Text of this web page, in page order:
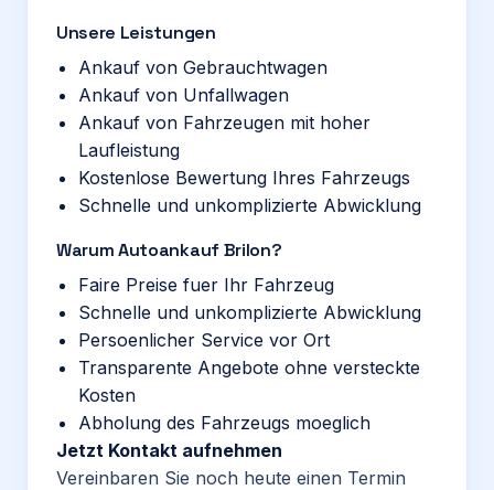
Unsere Leistungen
Ankauf von Gebrauchtwagen
Ankauf von Unfallwagen
Ankauf von Fahrzeugen mit hoher
Laufleistung
Kostenlose Bewertung Ihres Fahrzeugs
Schnelle und unkomplizierte Abwicklung
Warum Autoankauf Brilon?
Faire Preise fuer Ihr Fahrzeug
Schnelle und unkomplizierte Abwicklung
Persoenlicher Service vor Ort
Transparente Angebote ohne versteckte
Kosten
Abholung des Fahrzeugs moeglich
Jetzt Kontakt aufnehmen
Vereinbaren Sie noch heute einen Termin